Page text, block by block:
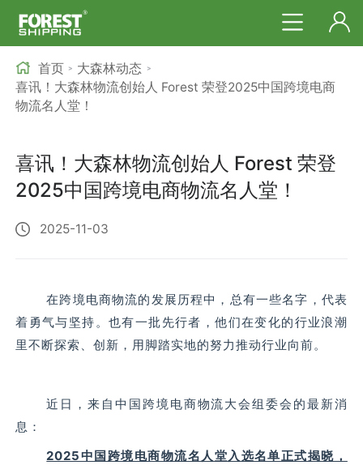
首页 > 大森林动态 >
喜讯！大森林物流创始人 Forest 荣登2025中国跨境电商
物流名人堂！
喜讯！大森林物流创始人 Forest 荣登
2025中国跨境电商物流名人堂！
2025-11-03
在跨境电商物流的发展历程中，总有一些名字，代表
着勇气与坚持。也有一批先行者，他们在变化的行业浪潮
里不断探索、创新，用脚踏实地的努力推动行业向前。
近日，来自中国跨境电商物流大会组委会的最新消
息：
2025中国跨境电商物流名人堂入选名单正式揭晓，